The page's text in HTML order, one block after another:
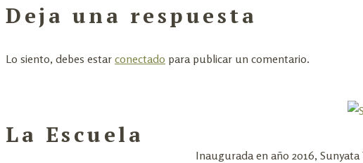
Deja una respuesta
Lo siento, debes estar conectado para publicar un comentario.
La Escuela
Inaugurada en año 2016,